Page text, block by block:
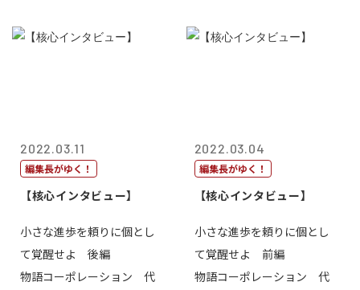
2022.03.11
編集長がゆく！
【核心インタビュー】
小さな進歩を頼りに個とし
て覚醒せよ 後編
物語コーポレーション 代
2022.03.04
編集長がゆく！
【核心インタビュー】
小さな進歩を頼りに個とし
て覚醒せよ 前編
物語コーポレーション 代